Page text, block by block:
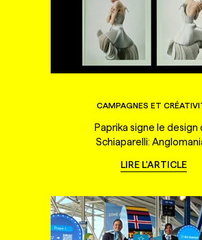
CAMPAGNES ET
Paprika signe le design
Schiaparelli:
LIRE L'ARTICLE